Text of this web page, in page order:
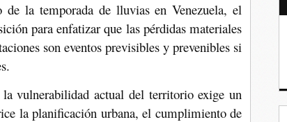
la temporada de lluvias en Venezuela, el
para enfatizar que las pérdidas materiales
son eventos previsibles y prevenibles si
vulnerabilidad actual del territorio exige un
la planificación urbana, el cumplimiento de